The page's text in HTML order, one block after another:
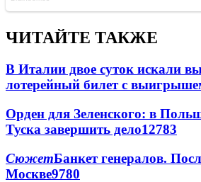
ЧИТАЙТЕ ТАКЖЕ
В Италии двое суток искали
лотерейный билет с
Орден для Зеленского: в
Туска завершить дело12783
СюжетБанкет генералов.
Москве9780